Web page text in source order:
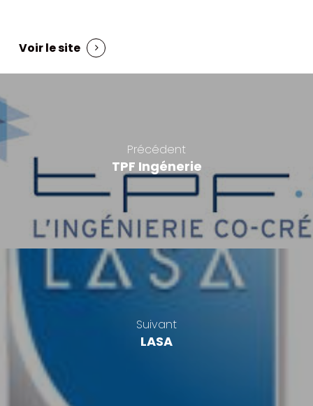
Voir le site
Précédent
TPF Ingénerie
Suivant
LASA